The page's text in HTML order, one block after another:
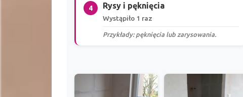
4 Rysy i pęknięcia
Wystąpiło 1 raz
Przykłady: pęknięcia lub zarysowania.